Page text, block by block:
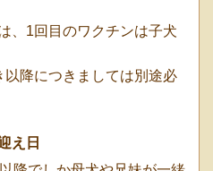
、1回目のワクチンは子犬
降につきましては別途必
え日